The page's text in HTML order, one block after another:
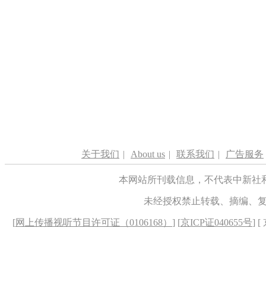
关于我们 | About us | 联系我们 | 广告服务
本网站所刊载信息，不代表中新
未经授权禁止转载、摘编、
[网上传播视听节目许可证（0106168） ] [京ICP证040655号] [